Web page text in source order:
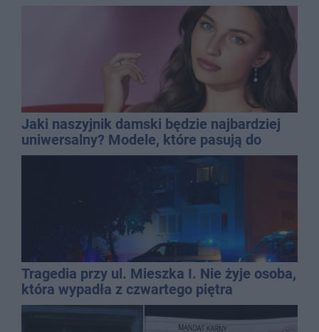
Jaki naszyjnik damski będzie najbardziej
uniwersalny? Modele, które pasują do
wielu stylizacji
Tragedia przy ul. Mieszka I. Nie żyje osoba,
która wypadła z czwartego piętra